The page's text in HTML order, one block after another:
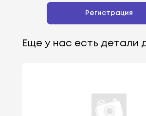
Регистрация
Еще у нас есть детали